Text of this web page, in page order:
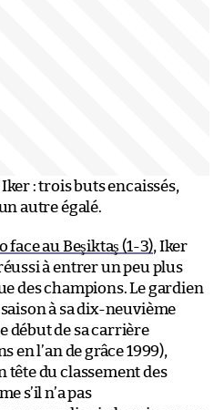
: trois buts encaissés,
autre égalé.
face au Beşiktaş (1-3), Iker
à entrer un peu plus
des champions. Le gardien
à sa dix-neuvième
début de sa carrière
en l’an de grâce 1999),
tête du classement des
s’il n’a pas